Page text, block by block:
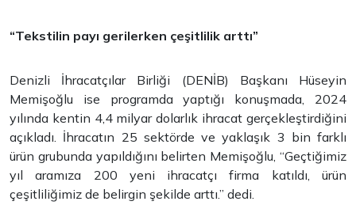
“Tekstilin payı gerilerken çeşitlilik arttı”
Denizli İhracatçılar Birliği (DENİB) Başkanı Hüseyin
Memişoğlu ise programda yaptığı konuşmada, 2024
yılında kentin 4,4 milyar dolarlık ihracat gerçekleştirdiğini
açıkladı. İhracatın 25 sektörde ve yaklaşık 3 bin farklı
ürün grubunda yapıldığını belirten Memişoğlu, “Geçtiğimiz
yıl aramıza 200 yeni ihracatçı firma katıldı, ürün
çeşitliliğimiz de belirgin şekilde arttı.” dedi.